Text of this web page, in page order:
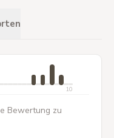
10
Bewertung zu